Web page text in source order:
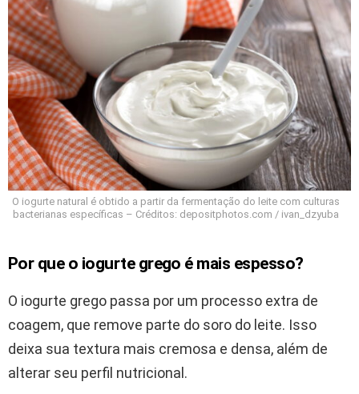
O iogurte natural é obtido a partir da fermentação do leite com culturas
bacterianas específicas – Créditos: depositphotos.com / ivan_dzyuba
Por que o iogurte grego é mais espesso?
O iogurte grego passa por um processo extra de
coagem, que remove parte do soro do leite. Isso
deixa sua textura mais cremosa e densa, além de
alterar seu perfil nutricional.